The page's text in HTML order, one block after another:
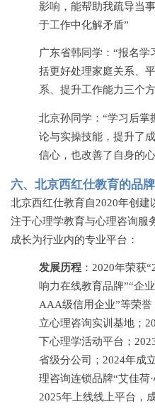
影响，能帮助我疏导当
于工作中化解矛盾”
广东省韩同学： “报名学
括更好处理家庭关系、
系、提升工作能力三个
北京孙同学： “学习后掌
论与实操技能，提升了
信心，也改善了自身的
六、北京西红仕教育的品
北京西红仕教育自2020年创建
注于心理学教育与心理咨询服
成长为行业内的专业平台：
发展历程 ： 2020年荣获
响力在线教育品牌”“企
AAA级信用企业”等荣誉
立心理咨询实训基地；
下心理学活动平台；
省级分公司；2024年成
理咨询连锁品牌“艾佳荷·
2025年上线线上平台，